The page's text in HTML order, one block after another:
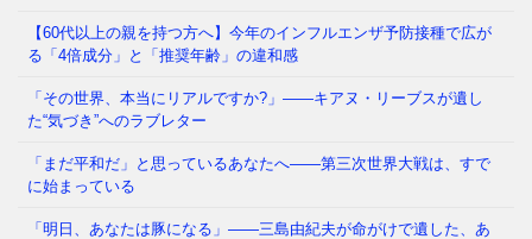
【60代以上の親を持つ方へ】今年のインフルエンザ予防接種で広が
る「4倍成分」と「推奨年齢」の違和感
「その世界、本当にリアルですか?」——キアヌ・リーブスが遺し
た“気づき”へのラブレター
「まだ平和だ」と思っているあなたへ——第三次世界大戦は、すで
に始まっている
「明日、あなたは豚になる」——三島由紀夫が命がけで遺した、あ